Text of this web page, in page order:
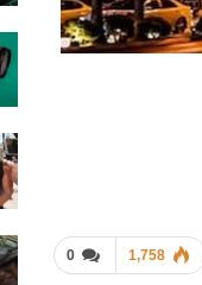
0 1,758